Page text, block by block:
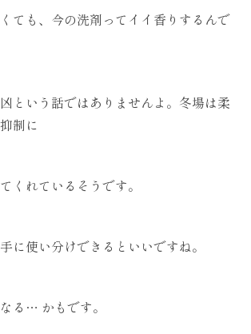
ても、今の洗剤ってイイ香りするんで
という話ではありませんよ。冬場は柔
制に
くれているそうです。
に使い分けできるといいですね。
る… かもです。